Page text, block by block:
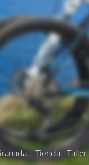
| Tienda - Taller